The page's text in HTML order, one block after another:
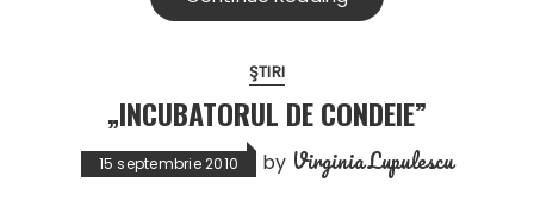
ŞTIRI
„INCUBATORUL DE CONDEIE”
15 septembrie 2010 by Virginia Lupulescu